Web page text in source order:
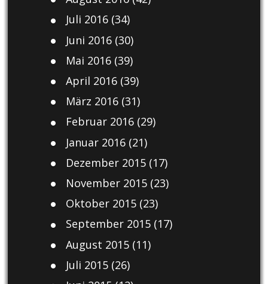
Juli 2016(34)
Juni 2016(30)
Mai 2016(39)
April 2016(39)
März 2016(31)
Februar 2016(29)
Januar 2016(21)
Dezember 2015(17)
November 2015(23)
Oktober 2015(23)
September 2015(17)
August 2015(11)
Juli 2015(26)